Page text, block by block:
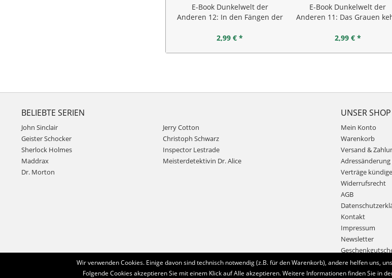
E-Book Dunkelwelt der
Anderen 12: In den Fängen der
2,99 € *
E-Book Dunkelwelt der
Anderen 11: Das Grauen
2,99 € *
BELIEBTE SERIEN
John Sinclair
Geister Schocker
Sherlock Holmes
Maddrax
Dr. Morton
Jerry Cotton
Christoph Schwarz
Inspector Lestrade
Meisterdetektivin Dr. Alice
UNSER SHOP
Mein Konto
Warenkorb
Versand &
Adressänderung
Verträge
Widerrufsrecht
AGB
Kontakt
Impressum
Newsletter
Bestellung widerrufen
Wir verwenden Cookies. Einige davon sind technisch notwendig (z.B. für den Warenkorb), andere helfen uns,
Folgende Cookies akzeptieren Sie mit einem Klick auf Alle akzeptieren. Weitere Informationen finden Sie in